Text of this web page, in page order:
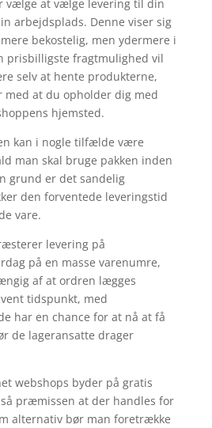
vælge at vælge levering til din
arbejdsplads. Denne viser sig
bekostelig, men ydermere i
prisbilligste fragtmulighed vil
selv at hente produkterne,
med at du opholder dig med
hjemsted.
kan i nogle tilfælde være
man skal bruge pakken inden
grund er det sandelig
den forventede leveringstid
vare.
levering på
på en masse varenumre,
af at ordren lægges
tidspunkt, med
har en chance for at nå at få
de lageransatte drager
webshops byder på gratis
præmissen at der handles for
alternativ bør man foretrække